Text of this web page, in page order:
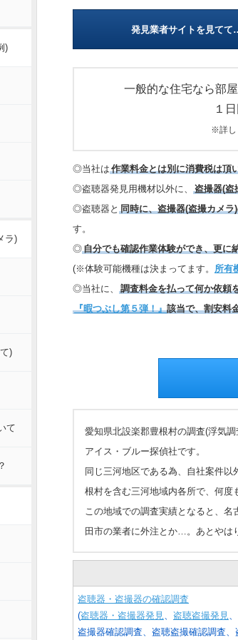
発見業者サイトを見てて
一般的な住宅なら部
１
※詳し
◎当社は 作業料金とは別に消費税は頂
◎盗聴器発見用機材以外に、
盗撮器(盗
◎盗聴器と 同時に、盗撮器(盗撮カメ
す。
◎ 自分でも確認作業体験ができ、更に
(※体験可能機種は決まってます。 所有
◎当社に、
調査料金を払って何か依頼
『暇つぶし第５弾！』該当で、割安料
愛知県北設楽郡豊根村の調査(浮気
アイス・ブルー探偵社です。
同じ三河地区である為、自社案件
根村を含む三河地域内各所で、何度
この地域での調査実績となると、
田市の業者に外注とか…。あとやは
盗聴器・盗撮器の確認調査
(盗聴器・盗撮器発見 盗聴盗撮発見
盗撮器確認調査、盗聴盗撮確認調査
)
ラ)
)
て